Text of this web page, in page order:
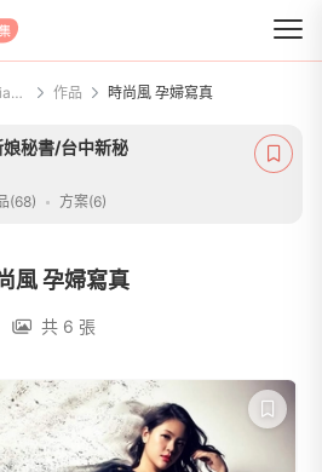
好婚市集
淑惠sophia新娘秘書/台中新秘 作品 時尚風 孕婦寫真
秘書/台中新秘
(68) 方案(6)
風 孕婦寫真
共 6 張